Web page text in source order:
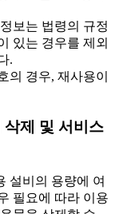
보는 법령의 규정
있는 경우를 제외
.
경우, 재사용이
삭제 및 서비스
설비의 용량에 여
필요에 따라 이용